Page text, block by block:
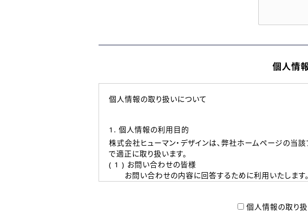
個人情
個人情報の取り扱いについて
1. 個人情報の利用目的
株式会社ヒューマン・デザインは、弊社ホームページの当
で適正に取り扱います。
( 1 ) お問い合わせの皆様
お問い合わせの内容に回答するために利用いたします。
本登録に関するご連絡および本登録時の参考情報とし
個人情報の取り扱